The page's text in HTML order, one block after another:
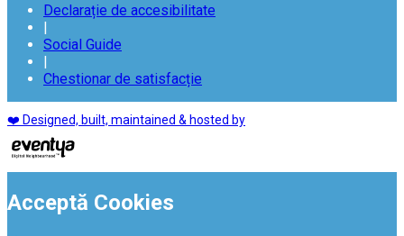
Declarație de accesibilitate
|
Social Guide
|
Chestionar de satisfacție
❤️ Designed, built, maintained & hosted by
Acceptă Cookies